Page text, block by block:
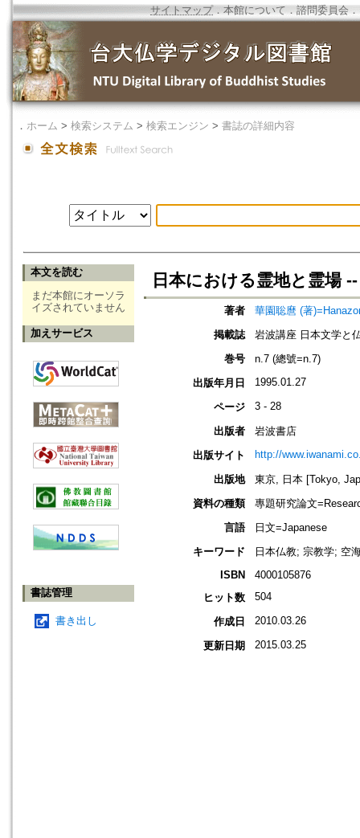
サイトマップ．本館について ． 諮問委員会 ．
． ホーム > 検索システム > 検索エンジン > 書誌の詳細内容
本文を読む
まだ本館にオーソラ
イズされていません
加えサービス
書誌管理
書き出し
日本における霊地と霊場
著者
華園聡麿 (著
掲載誌
岩波講座 日本文学と
巻号
n.7 (總號=n.7)
出版年月日
1995.01.27
ページ 3 - 28
出版者
岩波書店
出版サイト
http://
出版地
東京, 日本 [Tokyo,
資料の種類
專題研究論文
言語
日文=Japanese
キーワード
日本仏教; 宗教学; 空
ISBN
4000105876
ヒット数
504
作成日 2010.03.26
更新日期 2015.03.25